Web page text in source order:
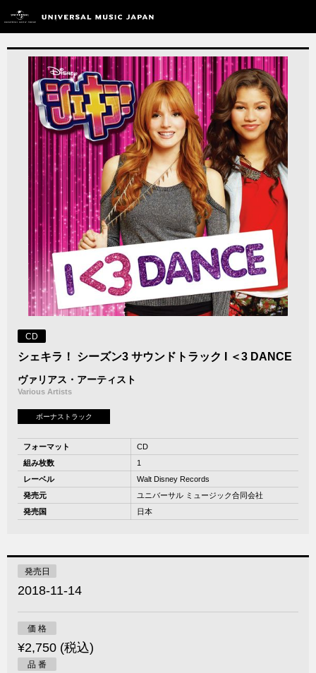
CD
シェキラ！ シーズン3 サウンドトラック I ＜3 DANCE
ヴァリアス・アーティスト
Various Artists
ボーナストラック
フォーマット
CD
組み枚数
1
レーベル
Walt Disney Records
発売元
ユニバーサル ミュージック合同会社
発売国
日本
発売日
2018-11-14
価 格
¥2,750 (税込)
品 番